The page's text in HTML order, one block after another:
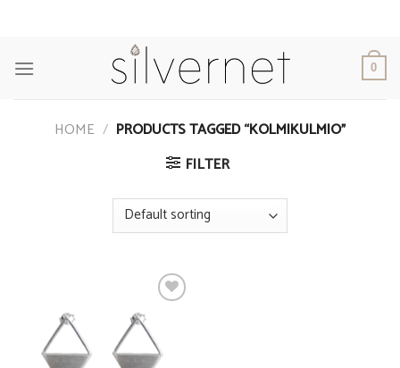
0
HOME / PRODUCTS TAGGED “KOLMIKULMIO”
FILTER
Add to
Wishlist